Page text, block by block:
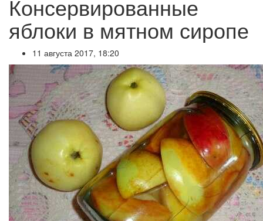
Консервированные
яблоки в мятном сиропе
11 августа 2017, 18:20